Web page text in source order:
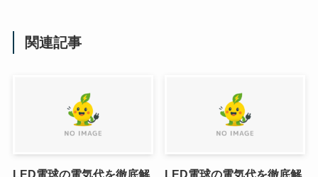
関連記事
LED電球の電気代を徹底解
LED電球の電気代を徹底解